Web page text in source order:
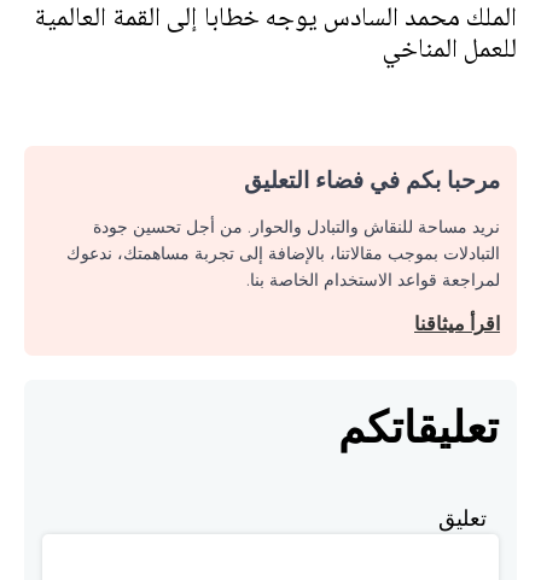
الملك محمد السادس يوجه خطابا إلى القمة العالمية
للعمل المناخي
مرحبا بكم في فضاء التعليق
نريد مساحة للنقاش والتبادل والحوار. من أجل تحسين جودة
التبادلات بموجب مقالاتنا، بالإضافة إلى تجربة مساهمتك، ندعوك
لمراجعة قواعد الاستخدام الخاصة بنا.
اقرأ ميثاقنا
تعليقاتكم
تعليق